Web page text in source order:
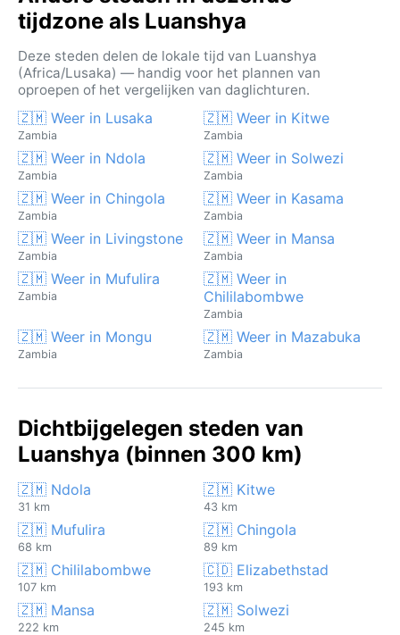
tijdzone als Luanshya
Deze steden delen de lokale tijd van Luanshya
(Africa/Lusaka) — handig voor het plannen van
oproepen of het vergelijken van daglichturen.
🇿🇲 Weer in Lusaka
Zambia
🇿🇲 Weer in Kitwe
Zambia
🇿🇲 Weer in Ndola
Zambia
🇿🇲 Weer in Solwezi
Zambia
🇿🇲 Weer in Chingola
Zambia
🇿🇲 Weer in Kasama
Zambia
🇿🇲 Weer in Livingstone
Zambia
🇿🇲 Weer in Mansa
Zambia
🇿🇲 Weer in Mufulira
Zambia
🇿🇲 Weer in
Chililabombwe
Zambia
🇿🇲 Weer in Mongu
Zambia
🇿🇲 Weer in Mazabuka
Zambia
Dichtbijgelegen steden van
Luanshya (binnen 300 km)
🇿🇲 Ndola
31 km
🇿🇲 Kitwe
43 km
🇿🇲 Mufulira
68 km
🇿🇲 Chingola
89 km
🇿🇲 Chililabombwe
107 km
🇨🇩 Elizabethstad
193 km
🇿🇲 Mansa
222 km
🇿🇲 Solwezi
245 km